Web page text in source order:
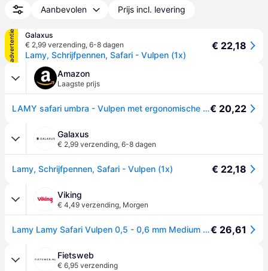
Aanbevolen Prijs incl. levering
advertentie
Galaxus
€ 2,99 verzending, 6-8 dagen
Lamy, Schrijfpennen, Safari - Vulpen (1x)
€ 22,18
Amazon
Laagste prijs
LAMY safari umbra - Vulpen met ergonomische grip en zwarte stalen penpunt in maat M - ideaal voor schrijven en kalligrafie - inclusief LAMY T 10 blauwschrijvend patroon - Rechtshandig€ 20,22
Galaxus
€ 2,99 verzending, 6-8 dagen
Lamy, Schrijfpennen, Safari - Vulpen (1x) € 22,18
Viking
€ 4,49 verzending, Morgen
Lamy Lamy Safari Vulpen 0,5 - 0,6 mm Medium Zwart€ 26,61
Fietsweb
€ 6,95 verzending